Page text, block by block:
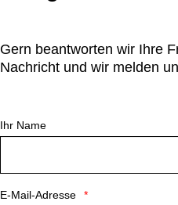
Gern beantworten wir Ihre
Nachricht und wir melden
Ihr Name
E-Mail-Adresse